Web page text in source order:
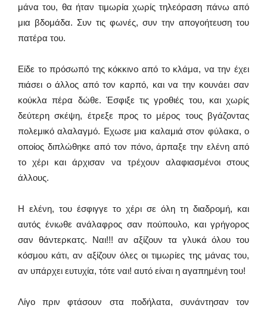
μάνα του, θα ήταν τιμωρία χωρίς τηλεόραση πάνω από
μια βδομάδα. Συν τις φωνές, συν την απογοήτευση του
πατέρα του.
Είδε το πρόσωπό της κόκκινο από το κλάμα, να την έχει
πιάσει ο άλλος από τον καρπό, και να την κουνάει σαν
κούκλα πέρα δώθε. Έσφιξε τις γροθιές του, και χωρίς
δεύτερη σκέψη, έτρεξε προς το μέρος τους βγάζοντας
πολεμικό αλαλαγμό. Εχωσε μια καλαμιά στον φύλακα, ο
οποίος διπλώθηκε από τον πόνο, άρπαξε την ελένη από
το χέρι και άρχισαν να τρέχουν αλαφιασμένοι στους
άλλους.
Η ελένη, του έσφιγγε το χέρι σε όλη τη διαδρομή, και
αυτός ένιωθε ανάλαφρος σαν πούπουλο, και γρήγορος
σαν θάντερκατς. Ναι!!! αν αξίζουν τα γλυκά όλου του
κόσμου κάτι, αν αξίζουν όλες οι τιμωρίες της μάνας του,
αν υπάρχει ευτυχία, τότε ναι! αυτό είναι η αγαπημένη του!
Λίγο πριν φτάσουν στα ποδήλατα, συνάντησαν τον